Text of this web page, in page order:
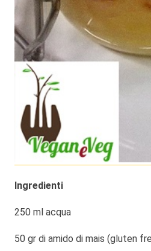
Ingredienti
250 ml acqua
50 gr di amido di mais (gluten